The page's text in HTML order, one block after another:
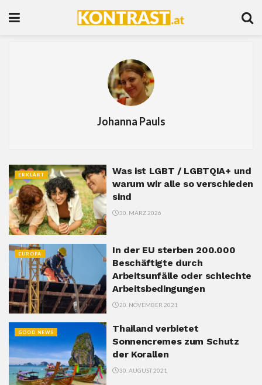
Johanna Pauls
ERKLÄRT
Was ist LGBT / LGBTQIA+ und
warum wir alle so verschieden
sind
30. MÄRZ 2026
EUROPA
In der EU sterben 200.000
Beschäftigte durch
Arbeitsunfälle oder schlechte
Arbeitsbedingungen
20. NOVEMBER 2021
GOOD NEWS
Thailand verbietet
Sonnencremes zum Schutz
der Korallen
30. AUGUST 2021